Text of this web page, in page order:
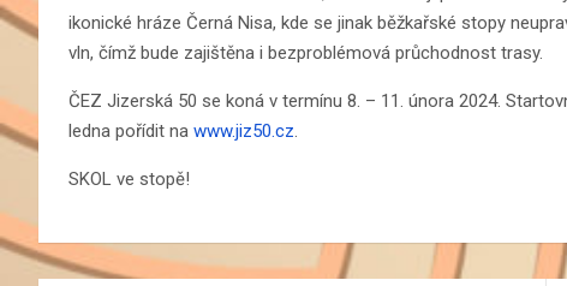
ikonické hráze Černá Nisa, kde se jinak běžkařské stopy
vln, čímž bude zajištěna i bezproblémová průchodnost trasy.
ČEZ Jizerská 50 se koná v termínu 8. – 11. února 2024.
ledna pořídit na www.jiz50.cz.
SKOL ve stopě!